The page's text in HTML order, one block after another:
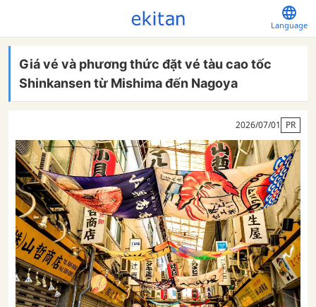
Language
Giá vé và phương thức đặt vé tàu cao tốc
Shinkansen từ Mishima đến Nagoya
2026/07/01 PR